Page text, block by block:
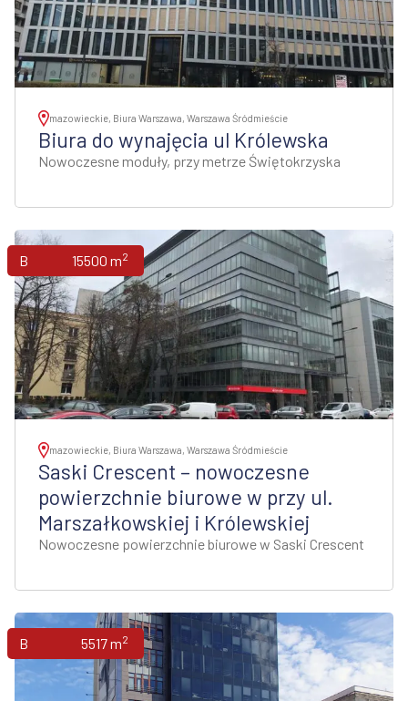
mazowieckie, Biura Warszawa, Warszawa Śródmieście
Biura do wynajęcia ul Królewska
Nowoczesne moduły, przy metrze Świętokrzyska
Biura 15500 m2
mazowieckie, Biura Warszawa, Warszawa Śródmieście
Saski Crescent – nowoczesne
powierzchnie biurowe w przy ul.
Marszałkowskiej i Królewskiej
Nowoczesne powierzchnie biurowe w Saski Crescent
Biura 5517 m2